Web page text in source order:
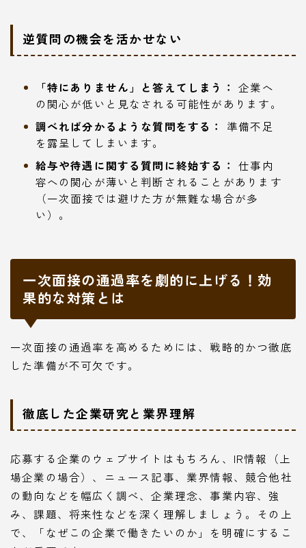
逆質問の機会を活かせない
「特にありません」と答えてしまう： 企業へ
の関心が低いと見なされる可能性があります。
調べれば分かるような質問をする：
準備不足
を露呈してしまいます。
給与や待遇に関する質問に終始する： 仕事内
容への関心が薄いと判断されることがあります
（一次面接では避けた方が無難な場合が多
い）。
一次面接の通過率を劇的に上げる！効
果的な対策とは
一次面接の通過率を高めるためには、戦略的かつ徹底
した準備が不可欠です。
徹底した企業研究と業界理解
応募する企業のウェブサイトはもちろん、IR情報（上
場企業の場合）、ニュース記事、業界情報、競合他社
の動向などを幅広く調べ、企業理念、事業内容、強
み、課題、将来性などを深く理解しましょう。その上
で、「なぜこの企業で働きたいのか」を明確にするこ